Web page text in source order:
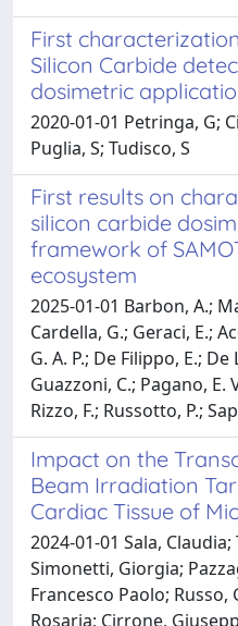
First
Silicon Carbide
dosimetric
2020-01-01 Petringa, G;
Puglia, S; Tudisco, S
First results on
silicon carbide
framework of
ecosystem
2025-01-01 Barbon, A.;
Cardella, G.; Geraci, E.;
G. A. P.; De Filippo, E.;
Guazzoni, C.; Pagano, E.
Rizzo, F.; Russotto, P.;
Impact on the
Beam Irradiation
Cardiac Tissue of
2024-01-01 Sala,
Simonetti, Giorgia;
Francesco Paolo; Russo,
Rosaria; Cirrone,